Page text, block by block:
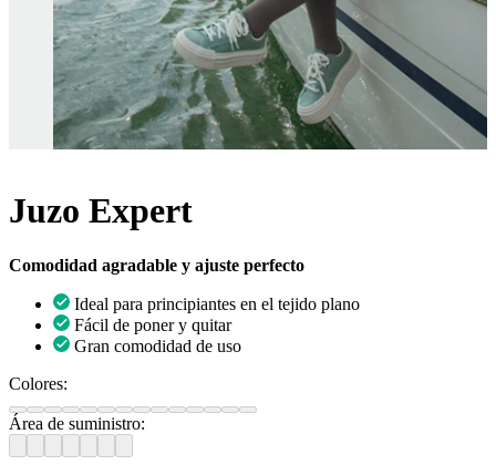
Juzo Expert
Comodidad agradable y ajuste perfecto
Ideal para principiantes en el tejido plano
Fácil de poner y quitar
Gran comodidad de uso
Colores:
Área de suministro: